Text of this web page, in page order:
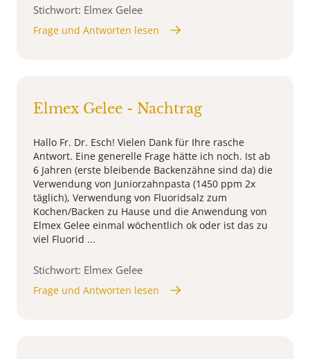
Stichwort: Elmex Gelee
Frage und Antworten lesen
Elmex Gelee - Nachtrag
Hallo Fr. Dr. Esch! Vielen Dank für Ihre rasche
Antwort. Eine generelle Frage hätte ich noch. Ist ab
6 Jahren (erste bleibende Backenzähne sind da) die
Verwendung von Juniorzahnpasta (1450 ppm 2x
täglich), Verwendung von Fluoridsalz zum
Kochen/Backen zu Hause und die Anwendung von
Elmex Gelee einmal wöchentlich ok oder ist das zu
viel Fluorid ...
Stichwort: Elmex Gelee
Frage und Antworten lesen